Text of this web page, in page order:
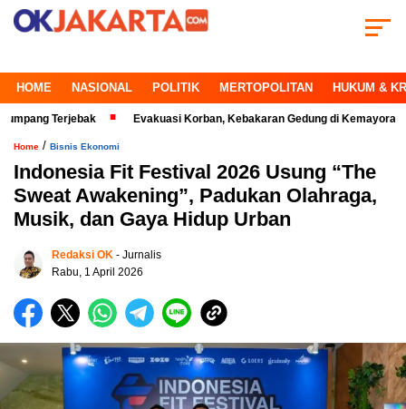
HOME NASIONAL POLITIK MERTOPOLITAN HUKUM &
Terjebak Evakuasi Korban, Kebakaran Gedung di Kemayoran Makin
Home / Bisnis Ekonomi
Indonesia Fit Festival 2026 Usung “The
Sweat Awakening”, Padukan Olahraga,
Musik, dan Gaya Hidup Urban
Redaksi OK - Jurnalis
Rabu, 1 April 2026